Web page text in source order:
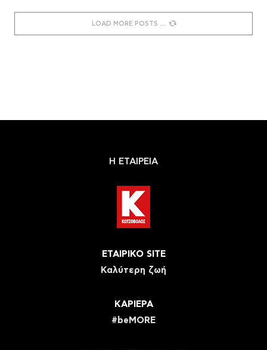
LOAD MORE POSTS
Η ΕΤΑΙΡΕΙΑ
ΕΤΑΙΡΙΚΟ SITE
Καλύτερη ζωή
ΚΑΡΙΕΡΑ
#beMORE